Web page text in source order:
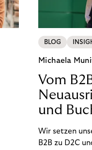
BLOG
Michaela
Vom
und
Wir setzen
B2B zu D2C